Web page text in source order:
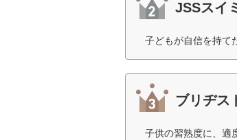
JSSスイ
子どもが自信を持て
ブリヂス
子供の習熟度に、適